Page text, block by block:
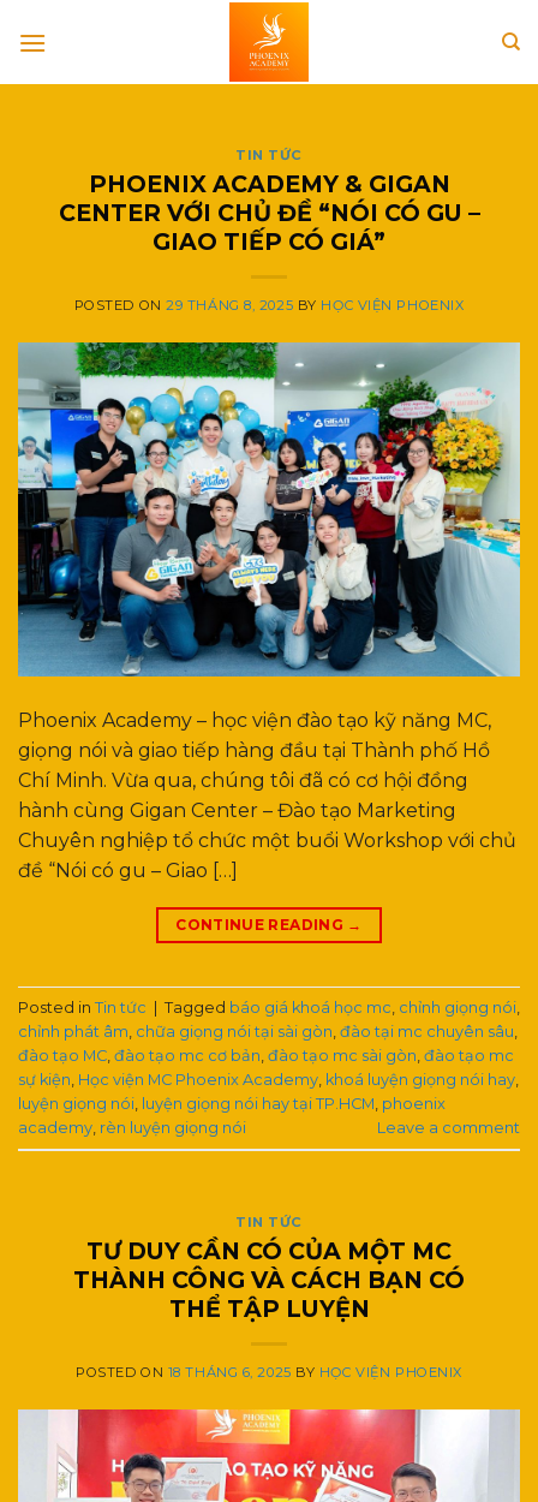
TIN TỨC
PHOENIX ACADEMY & GIGAN
CENTER VỚI CHỦ ĐỀ “NÓI CÓ GU –
GIAO TIẾP CÓ GIÁ”
POSTED ON29 THÁNG 8, 2025 BY HỌC VIỆN PHOENIX
Phoenix Academy – học viện đào tạo kỹ năng MC,
giọng nói và giao tiếp hàng đầu tại Thành phố Hồ
Chí Minh. Vừa qua, chúng tôi đã có cơ hội đồng
hành cùng Gigan Center – Đào tạo Marketing
Chuyên nghiệp tổ chức một buổi Workshop với chủ
đề “Nói có gu – Giao […]
CONTINUE READING →
Posted in Tin tức Tagged báo giá khoá học mc chỉnh giọng nói
chỉnh phát âm chữa giọng nói tại sài gòn đào tại mc chuyên sâu
đào tạo MC đào tạo mc cơ bản đào tạo mc sài gòn đào tạo mc
sự kiện Học viện MC Phoenix Academy khoá luyện giọng nói hay
luyện giọng nói
luyện giọng nói hay tại TP.HCM phoenix
academy rèn luyện giọng nói Leave a comment
TIN TỨC
TƯ DUY CẦN CÓ CỦA MỘT MC
THÀNH CÔNG VÀ CÁCH BẠN CÓ
THỂ TẬP LUYỆN
POSTED ON 18 THÁNG 6, 2025 BY HỌC VIỆN PHOENIX